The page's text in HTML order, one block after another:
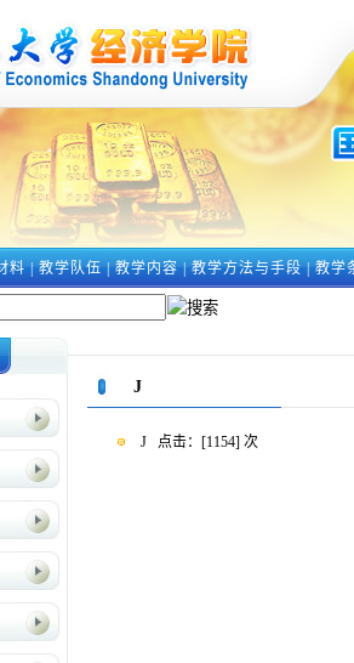
料|教学队伍|教学内容|教学方法与手段|教学
J
J点击：[1154] 次